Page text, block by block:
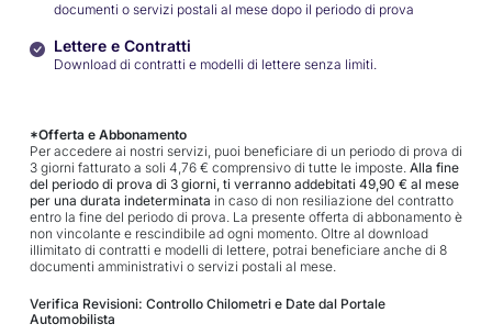
documenti o servizi postali al mese dopo il periodo di prova
Lettere e Contratti
Download di contratti e modelli di lettere senza limiti.
*Offerta e Abbonamento
Per accedere ai nostri servizi, puoi beneficiare di un periodo di prova di
3 giorni fatturato a soli 4,76 € comprensivo di tutte le imposte. Alla fine
del periodo di prova di 3 giorni, ti verranno addebitati 49,90 € al mese
per una durata indeterminata in caso di non resiliazione del contratto
entro la fine del periodo di prova. La presente offerta di abbonamento è
non vincolante e rescindibile ad ogni momento. Oltre al download
illimitato di contratti e modelli di lettere, potrai beneficiare anche di 8
documenti amministrativi o servizi postali al mese.
Verifica Revisioni: Controllo Chilometri e Date dal Portale
Automobilista